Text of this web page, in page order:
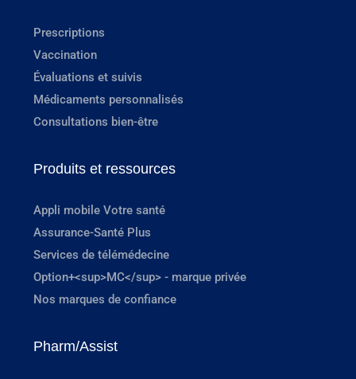
Prescriptions
Vaccination
Évaluations et suivis
Médicaments personnalisés
Consultations bien-être
Produits et ressources
Appli mobile Votre santé
Assurance-Santé Plus
Services de télémédecine
Option+<sup>MC</sup> - marque privée
Nos marques de confiance
Pharm/Assist